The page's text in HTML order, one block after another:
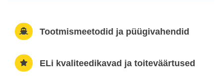
Tootmismeetodid ja püügivahendid
ELi kvaliteedikavad ja toiteväärtused